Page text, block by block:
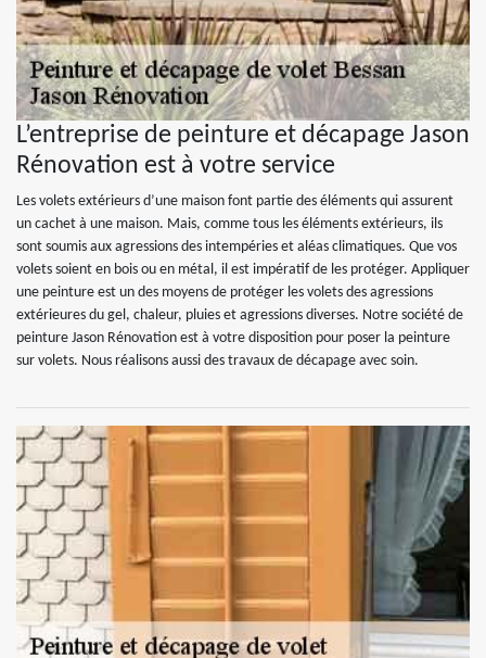
L’entreprise de peinture et décapage Jason
Rénovation est à votre service
Les volets extérieurs d’une maison font partie des éléments qui assurent
un cachet à une maison. Mais, comme tous les éléments extérieurs, ils
sont soumis aux agressions des intempéries et aléas climatiques. Que vos
volets soient en bois ou en métal, il est impératif de les protéger. Appliquer
une peinture est un des moyens de protéger les volets des agressions
extérieures du gel, chaleur, pluies et agressions diverses. Notre société de
peinture Jason Rénovation est à votre disposition pour poser la peinture
sur volets. Nous réalisons aussi des travaux de décapage avec soin.